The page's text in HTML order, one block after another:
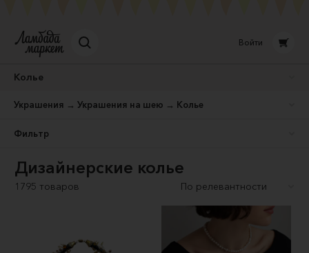
Войти
Колье
Украшения → Украшения на шею → Колье
Фильтр
Дизайнерские колье
1795 товаров